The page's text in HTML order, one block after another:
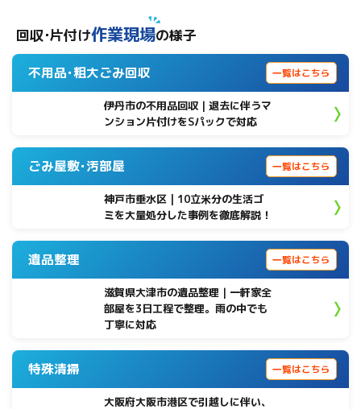
回収･片付け作業現場の様子
不用品･粗大ごみ回収 一覧はこちら
伊丹市の不用品回収｜退去に伴うマ
ンション片付けをSパックで対応
ごみ屋敷･汚部屋 一覧はこちら
神戸市垂水区 | 10立米分の生活ゴ
ミを大量処分した事例を徹底解説！
遺品整理 一覧はこちら
滋賀県大津市の遺品整理｜一軒家全
部屋を3日工程で整理。雨の中でも
丁寧に対応
特殊清掃 一覧はこちら
大阪府大阪市港区で引越しに伴い、